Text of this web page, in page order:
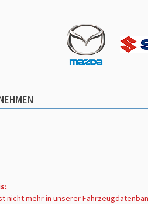
nicht mehr in unserer